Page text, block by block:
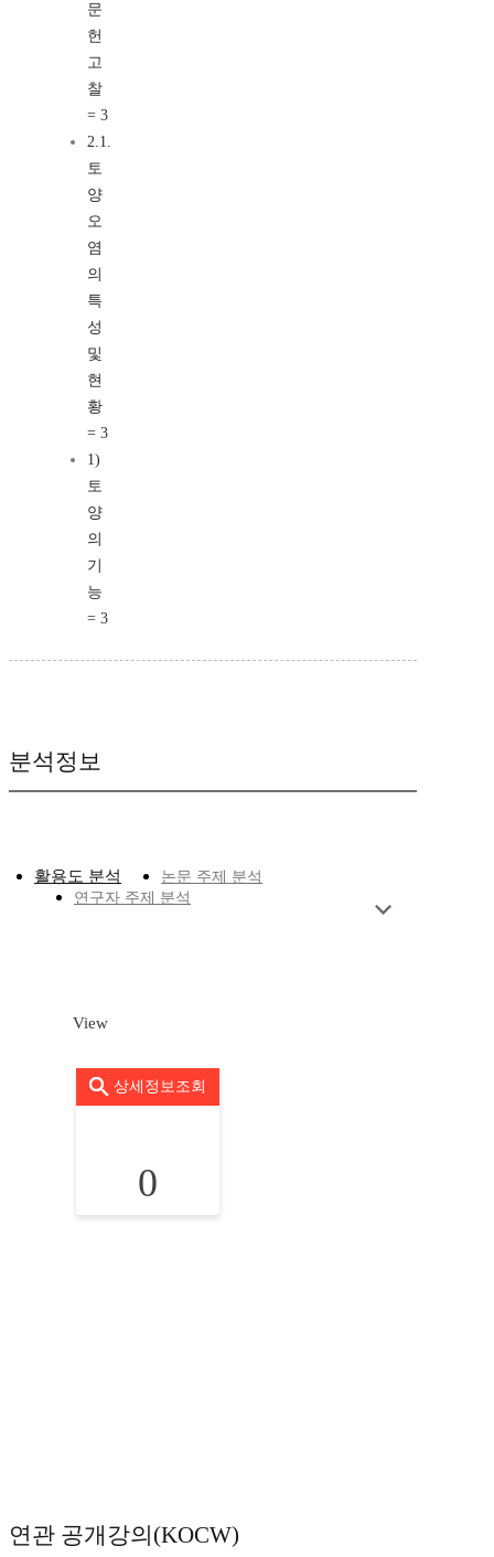
문
헌
고
찰
= 3
2.1.
토
양
오
염
의
특
성
및
현
황
= 3
1)
토
양
의
기
능
= 3
분석정보
활용도 분석
논문 주제 분석
연구자 주제 분석
View
상세정보조회
0
연관 공개강의(KOCW)